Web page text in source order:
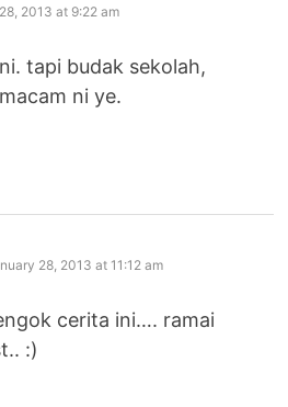
2013 at 9:22 am
tapi budak sekolah,
ni ye.
28, 2013 at 11:12 am
cerita ini…. ramai
:)